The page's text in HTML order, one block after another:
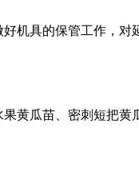
机具的保管工作，对
黄瓜苗、密刺短把